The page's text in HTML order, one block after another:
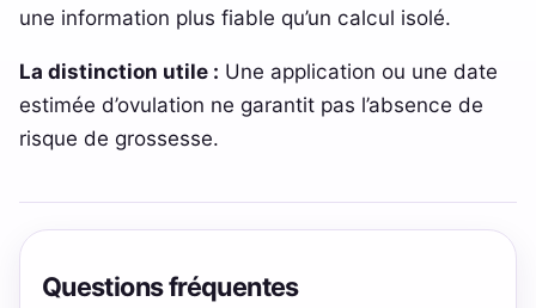
une information plus fiable qu’un calcul isolé.
La distinction utile : Une application ou une date
estimée d’ovulation ne garantit pas l’absence de
risque de grossesse.
Questions fréquentes